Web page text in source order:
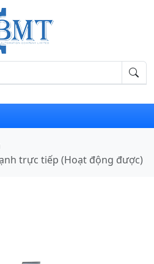
trực tiếp (Hoạt động được)